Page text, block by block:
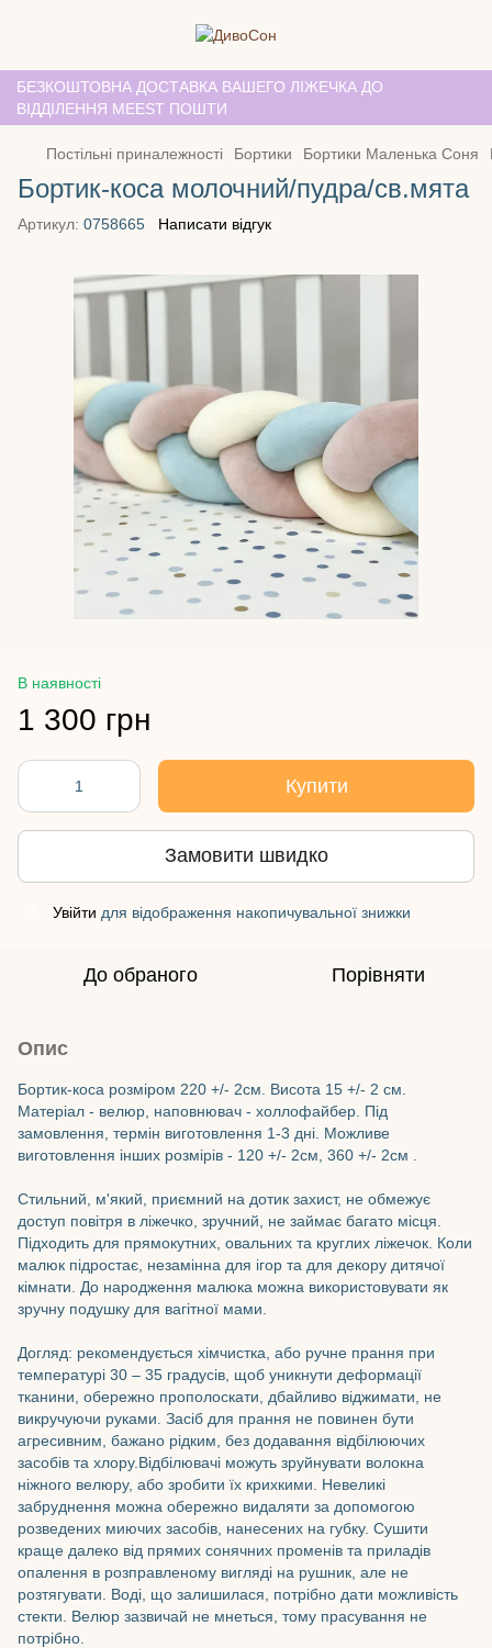
БЕЗКОШТОВНА ДОСТАВКА ВАШЕГО ЛІЖЕЧКА ДО
ВІДДІЛЕННЯ MEEST ПОШТИ
Постільні приналежності Бортики Бортики Маленька Соня
Бортик-коса молочний/пудра/св.мята
Артикул: 0758665 Написати відгук
В наявності
1 300 грн
Купити
Замовити швидко
Увійти для відображення накопичувальної знижки
До обраного Порівняти
Опис
Бортик-коса розміром 220 +/- 2см. Висота 15 +/- 2 см.
Матеріал - велюр, наповнювач - холлофайбер. Під
замовлення, термін виготовлення 1-3 дні. Можливе
виготовлення інших розмірів - 120 +/- 2см, 360 +/- 2см .
Стильний, м'який, приємний на дотик захист, не обмежує
доступ повітря в ліжечко, зручний, не займає багато місця.
Підходить для прямокутних, овальних та круглих ліжечок. Коли
малюк підростає, незамінна для ігор та для декору дитячої
кімнати. До народження малюка можна використовувати як
зручну подушку для вагітної мами.
Догляд: рекомендується хімчистка, або ручне прання при
температурі 30 – 35 градусів, щоб уникнути деформації
тканини, обережно прополоскати, дбайливо віджимати, не
викручуючи руками. Засіб для прання не повинен бути
агресивним, бажано рідким, без додавання відбілюючих
засобів та хлору.Відбілювачі можуть зруйнувати волокна
ніжного велюру, або зробити їх крихкими. Невеликі
забруднення можна обережно видаляти за допомогою
розведених миючих засобів, нанесених на губку. Сушити
краще далеко від прямих сонячних променів та приладів
опалення в розправленому вигляді на рушник, але не
розтягувати. Воді, що залишилася, потрібно дати можливість
стекти. Велюр зазвичай не мнеться, тому прасування не
потрібно.